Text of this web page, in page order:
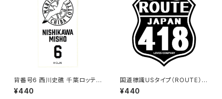
背番号6 西川史礁 千葉ロッテマ
リーンズ 選手ステッカー（ホワイ
トB)
¥440
国道標識USタイプ（ROUTE）ス
テッカー 418号線（ブラック）
¥440